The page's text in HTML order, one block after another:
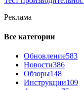
Реклама
Все категории
Обновление583
Новости386
Обзоры148
Инструкции109